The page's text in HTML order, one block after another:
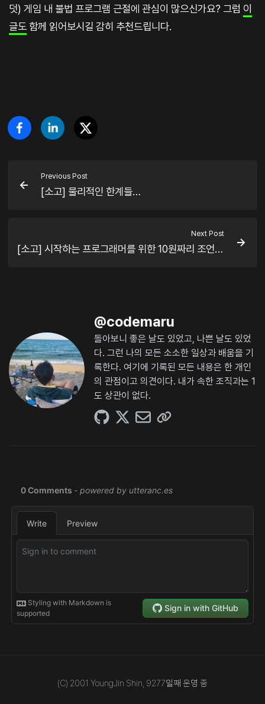
덧) 게임 내 불법 프로그램 근절에 관심이 많으신가요? 그럼 이
글도함께 읽어보시길 감히 추천드립니다.
Previous Post
[소고] 물리적인 한계들…
Next Post
[소고] 시작하는 프로그래머를 위한 10원짜리 조언 몇 개…
@codemaru
돌아보니 좋은 날도 있었고, 나쁜 날도 있었
다. 그런 나의 모든 소소한 일상과 배움을 기
록한다. 여기에 기록된 모든 내용은 한 개인
의 관점이고 의견이다. 내가 속한 조직과는 1
도 상관이 없다.
(C) 2001 YoungJin Shin, 9277일째 운영 중